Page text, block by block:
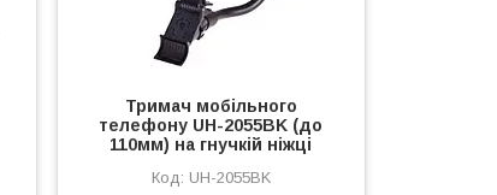
Тримач мобільного
телефону UH-2055BK (до
110мм) на гнучкій ніжці
UH-2055BK